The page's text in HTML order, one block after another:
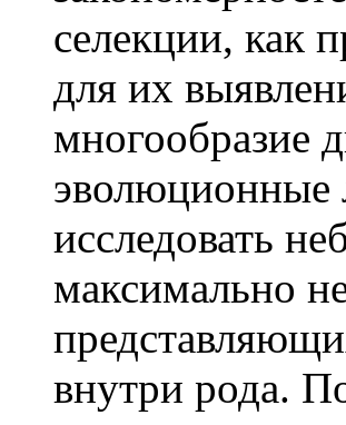
селекции, как
для их
многообразие
эволюционные
исследовать
максимально
внутри рода.